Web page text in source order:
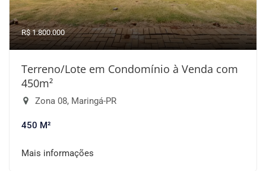
R$ 1.800.000
Terreno/Lote em Condomínio à Venda com
450m²
Zona 08, Maringá-PR
450 M²
Mais informações